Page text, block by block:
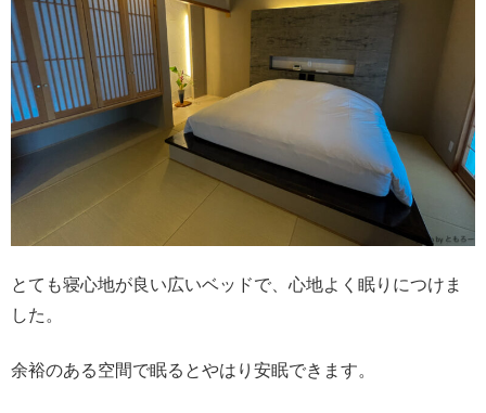
とても寝心地が良い広いベッドで、心地よく眠りにつけま
した。
余裕のある空間で眠るとやはり安眠できます。